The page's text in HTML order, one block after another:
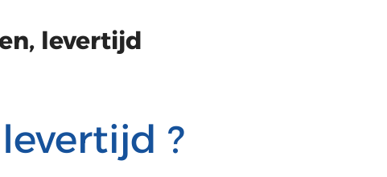
levertijd
?